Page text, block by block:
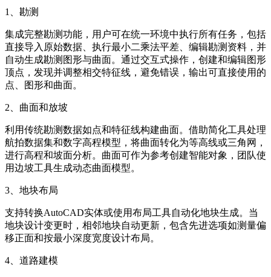
1、勘测
集成完整勘测功能，用户可在统一环境中执行所有任务，包括
直接导入原始数据、执行最小二乘法平差、编辑勘测资料，并
自动生成勘测图形与曲面。通过交互式操作，创建和编辑图形
顶点，发现并调整相交特征线，避免错误，输出可直接使用的
点、图形和曲面。
2、曲面和放坡
利用传统勘测数据如点和特征线构建曲面。借助简化工具处理
航拍数据集和数字高程模型，将曲面转化为等高线或三角网，
进行高程和坡面分析。曲面可作为参考创建智能对象，团队使
用边坡工具生成动态曲面模型。
3、地块布局
支持转换AutoCAD实体或使用布局工具自动化地块生成。当
地块设计变更时，相邻地块自动更新，包含先进选项如测量偏
移正面和按最小深度宽度设计布局。
4、道路建模